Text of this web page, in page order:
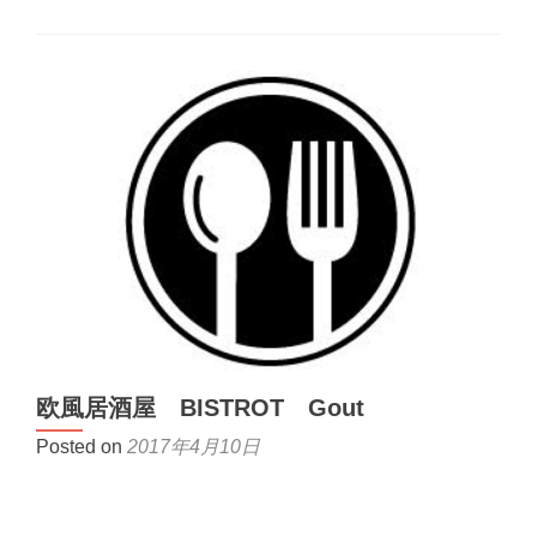
欧風居酒屋 BISTROT Gout
Posted on 2017年4月10日